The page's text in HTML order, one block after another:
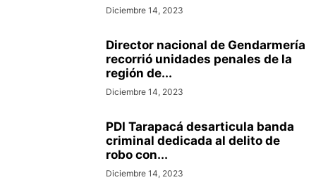
Diciembre 14, 2023
Director nacional de Gendarmería
recorrió unidades penales de la
región de...
Diciembre 14, 2023
PDI Tarapacá desarticula banda
criminal dedicada al delito de
robo con...
Diciembre 14, 2023